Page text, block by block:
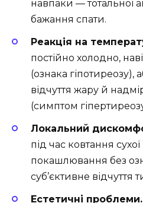
навпаки — тотальної
бажання спати.
Реакція на
постійно холодно,
(ознака гіпотиреозу),
відчуття жару й
(симптом
Локальний
під час ковтання сухої
покашлювання без
суб’єктивне відчуття
Естетичні проблеми.